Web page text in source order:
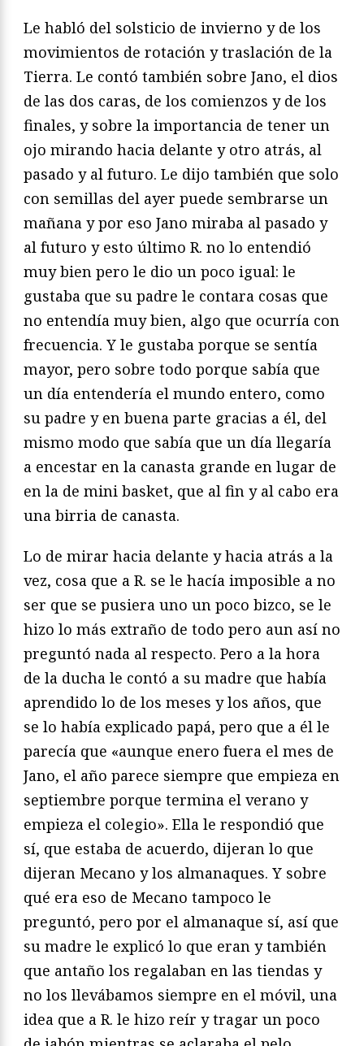
Le habló del solsticio de invierno y de los
movimientos de rotación y traslación de la
Tierra. Le contó también sobre Jano, el dios
de las dos caras, de los comienzos y de los
finales, y sobre la importancia de tener un
ojo mirando hacia delante y otro atrás, al
pasado y al futuro. Le dijo también que solo
con semillas del ayer puede sembrarse un
mañana y por eso Jano miraba al pasado y
al futuro y esto último R. no lo entendió
muy bien pero le dio un poco igual: le
gustaba que su padre le contara cosas que
no entendía muy bien, algo que ocurría con
frecuencia. Y le gustaba porque se sentía
mayor, pero sobre todo porque sabía que
un día entendería el mundo entero, como
su padre y en buena parte gracias a él, del
mismo modo que sabía que un día llegaría
a encestar en la canasta grande en lugar de
en la de mini basket, que al fin y al cabo era
una birria de canasta.
Lo de mirar hacia delante y hacia atrás a la
vez, cosa que a R. se le hacía imposible a no
ser que se pusiera uno un poco bizco, se le
hizo lo más extraño de todo pero aun así no
preguntó nada al respecto. Pero a la hora
de la ducha le contó a su madre que había
aprendido lo de los meses y los años, que
se lo había explicado papá, pero que a él le
parecía que «aunque enero fuera el mes de
Jano, el año parece siempre que empieza en
septiembre porque termina el verano y
empieza el colegio». Ella le respondió que
sí, que estaba de acuerdo, dijeran lo que
dijeran Mecano y los almanaques. Y sobre
qué era eso de Mecano tampoco le
preguntó, pero por el almanaque sí, así que
su madre le explicó lo que eran y también
que antaño los regalaban en las tiendas y
no los llevábamos siempre en el móvil, una
idea que a R. le hizo reír y tragar un poco